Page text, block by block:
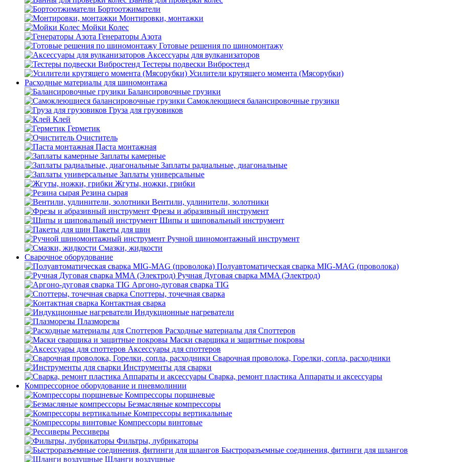
Бортоотжиматели
Монтировки, монтажки
Мойки Колес
Генераторы Азота
Готовые решения по шиномонтажу
Аксессуары для вулканизаторов
Тестеры подвески Вибростенд
Усилители крутящего момента (Мясорубки)
Расходные материалы для шиномонтажа
Балансировочные грузики
Самоклеющиеся балансировочные грузики
Груза для грузовиков
Клей
Герметик
Очиститель
Паста монтажная
Заплаты камерные
Заплаты радиальные, диагональные
Заплаты универсальные
Жгуты, ножки, грибки
Резина сырая
Вентили, удлинители, золотники
Фрезы и абразивный инструмент
Шипы и шиповальный инструмент
Пакеты для шин
Ручной шиномонтажный инструмент
Смазки, жидкости
Сварочное оборудование
Полуавтоматическая сварка MIG-MAG (проволока)
Ручная Дуговая сварка MMA (Электрод)
Аргоно-дуговая сварка TIG
Споттеры, точечная сварка
Контактная сварка
Индукционные нагреватели
Плазморезы
Расходные материалы для Споттеров
Маски сварщика и защитные покровы
Аксессуары для споттеров
Сварочная проволока, Горелки, сопла, расходники
Инструменты для сварки
Сварка, ремонт пластика Аппараты и аксессуары
Компрессорное оборудование и пневмолинии
Компрессоры поршневые
Безмасляные компрессоры
Компрессоры вертикальные
Компрессоры винтовые
Рессиверы
Фильтры, лубрикаторы
Быстроразъемные соединения, фитинги для шлангов
Шланги воздушные